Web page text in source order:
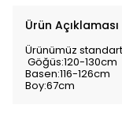
Ürün Açıklaması
Ürünümüz
Göğüs:120-130cm
Basen:116-126cm
Boy:67cm